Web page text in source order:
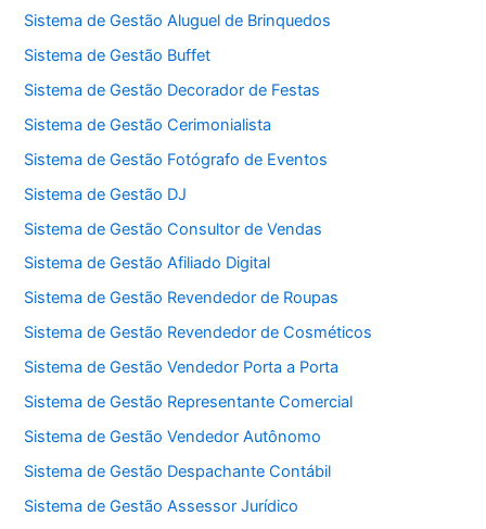
Sistema de Gestão Aluguel de Brinquedos
Sistema de Gestão Buffet
Sistema de Gestão Decorador de Festas
Sistema de Gestão Cerimonialista
Sistema de Gestão Fotógrafo de Eventos
Sistema de Gestão DJ
Sistema de Gestão Consultor de Vendas
Sistema de Gestão Afiliado Digital
Sistema de Gestão Revendedor de Roupas
Sistema de Gestão Revendedor de Cosméticos
Sistema de Gestão Vendedor Porta a Porta
Sistema de Gestão Representante Comercial
Sistema de Gestão Vendedor Autônomo
Sistema de Gestão Despachante Contábil
Sistema de Gestão Assessor Jurídico